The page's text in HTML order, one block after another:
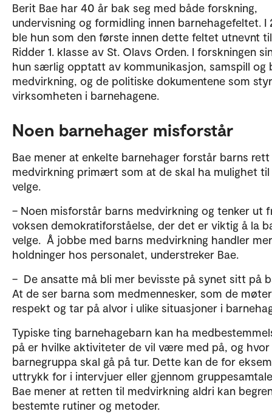
Berit Bae har 40 år bak seg med både forskning,
undervisning og formidling innen barnehagefeltet. I
ble hun som den første innen dette feltet utnevnt til
Ridder 1. klasse av St. Olavs Orden. I forskningen
hun særlig opptatt av kommunikasjon, samspill og
medvirkning, og de politiske dokumentene som
virksomheten i barnehagene.
Noen barnehager misforstår
Bae mener at enkelte barnehager forstår barns
medvirkning primært som at de skal ha mulighet til
velge.
– Noen misforstår barns medvirkning og tenker ut
voksen demokratiforståelse, der det er viktig å la
velge. Å jobbe med barns medvirkning handler
holdninger hos personalet, understreker Bae.
– De ansatte må bli mer bevisste på synet sitt på
At de ser barna som medmennesker, som de
respekt og tar på alvor i ulike situasjoner i
Typiske ting barnehagebarn kan ha
på er hvilke aktiviteter de vil være med på, og hvor
barnegruppa skal gå på tur. Dette kan de for
uttrykk for i intervjuer eller gjennom
Bae mener at retten til medvirkning aldri kan
bestemte rutiner og metoder.